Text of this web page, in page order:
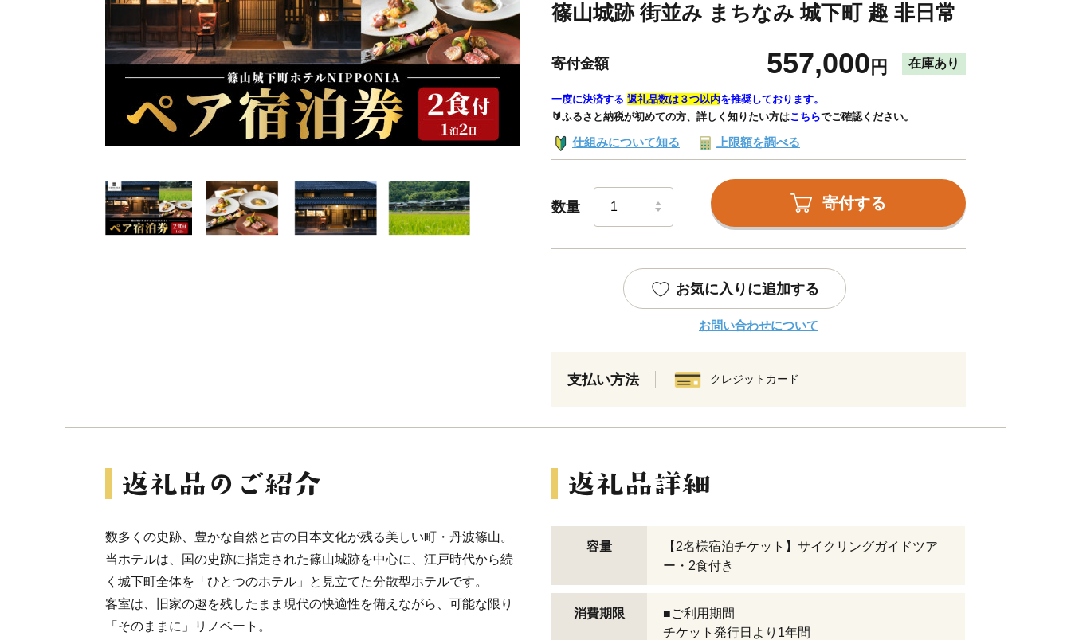
篠山城跡 街並み まちなみ 城下町 趣 非日常
寄付金額 557,000 円 在庫あり
一度に決済する 返礼品数は３つ以内を推奨しております。
🔰ふるさと納税が初めての方、詳しく知りたい方はこちらでご確認ください。
仕組みについて知る 上限額を調べる
数量 寄付する
お気に入りに追加する
お問い合わせについて
支払い方法 クレジットカード
数多くの史跡、豊かな自然と古の日本文化が残る美しい町・丹波篠山。
当ホテルは、国の史跡に指定された篠山城跡を中心に、江戸時代から続
く城下町全体を「ひとつのホテル」と見立てた分散型ホテルです。
客室は、旧家の趣を残したまま現代の快適性を備えながら、可能な限り
「そのままに」リノベート。
容量
【2名様宿泊チケット】サイクリングガイドツア
ー・2食付き
消費期限
■ご利用期間
チケット発行日より1年間